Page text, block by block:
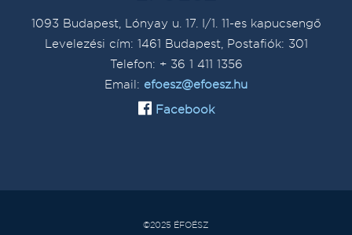
1093 Budapest, Lónyay u. 17. I/1. 11-es kapucsengő
Levelezési cím: 1461 Budapest, Postafiók: 301
Telefon: + 36 1 411 1356
Email: efoesz@efoesz.hu
Facebook
©2025 ÉFOÉSZ